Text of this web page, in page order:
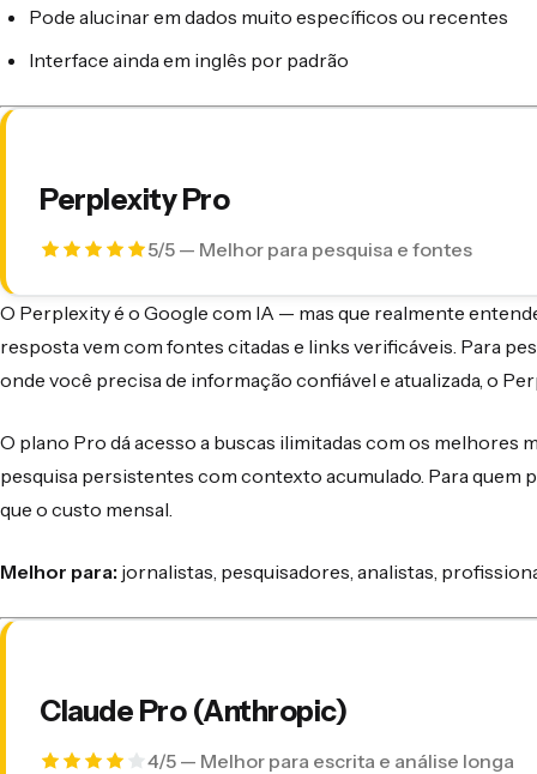
Pode alucinar em dados muito específicos ou recentes
Interface ainda em inglês por padrão
Perplexity Pro
5/5 — Melhor para pesquisa e fontes
O Perplexity é o Google com IA — mas que realmente
resposta vem com fontes citadas e links verificáveis. Para
onde você precisa de informação confiável e atualizada, o
O plano Pro dá acesso a buscas ilimitadas com os melhores
pesquisa persistentes com contexto acumulado. Para quem
que o custo mensal.
Melhor para: jornalistas, pesquisadores, analistas,
Claude Pro (Anthropic)
4/5 — Melhor para escrita e análise longa